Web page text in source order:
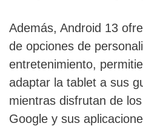
Además, Android 13
de opciones de
entretenimiento,
adaptar la tablet a sus
mientras disfrutan de
Google y sus